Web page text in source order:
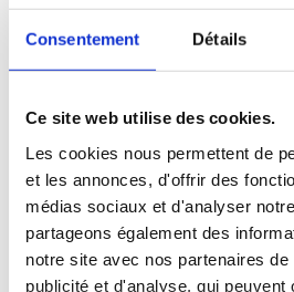
Consentement Détails
Ce site web utilise des cookies.
Les cookies nous permettent de
et les annonces, d'offrir des
médias sociaux et d'analyser
partageons également des
notre site avec nos partenaires
publicité et d'analyse, qui
Quelles opérations
vous pour servir ce
s’inscrivent dans une
D’un côté, la
ont été réalisées afin que
soient le plus percutants.
essentiel que nous pouvons
toucher directement